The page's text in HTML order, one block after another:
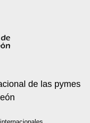
de las pymes